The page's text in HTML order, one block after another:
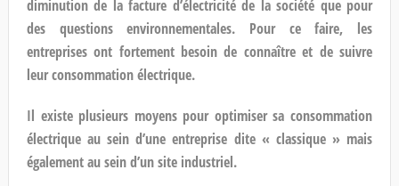
diminution de la facture d’électricité de la société que pour
des questions environnementales. Pour ce faire, les
entreprises ont fortement besoin de connaître et de suivre
leur consommation électrique.
Il existe plusieurs moyens pour optimiser sa consommation
électrique au sein d’une entreprise dite « classique » mais
également au sein d’un site industriel.